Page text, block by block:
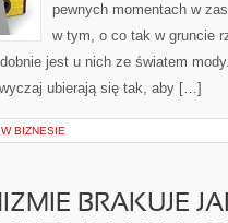
pewnych momentach w
w tym, o co tak w gruncie
jest u nich ze światem
ubierają się tak, aby […]
BIZNESIE
BRAKUJE